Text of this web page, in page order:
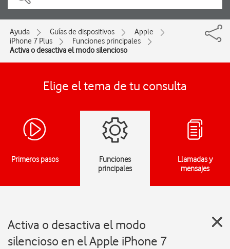
Ayuda Guías de dispositivos
Apple
iPhone 7 Plus
Funciones principales
Activa o desactiva el modo silencioso
Elige el tema de tu consulta
Primeros pasos
Funciones
principales
Llamadas y
mensajes
Activa o desactiva el modo
silencioso en el Apple iPhone 7